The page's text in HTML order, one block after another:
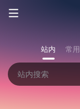
站内 常用